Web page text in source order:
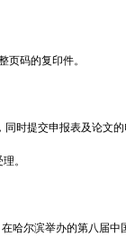
码的复印件。
时提交申报表及论文的
。
哈尔滨举办的第八届